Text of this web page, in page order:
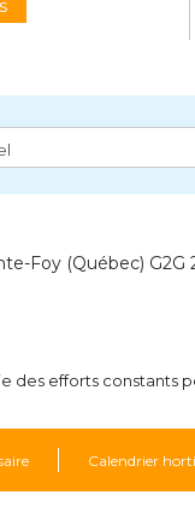
Foy (Québec) G2G
efforts constants
Calendrier